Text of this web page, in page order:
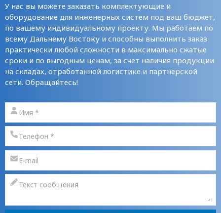
У нас вы можете заказать комплектующие и
оборудование для инженерных систем под ваш бюджет,
по вашему индивидуальному проекту. Мы работаем по
всему Дальнему Востоку и способны выполнить заказ
практически любой сложности в максимально сжатые
сроки и по выгодным ценам, за счет наличия продукции
на складах, отработанной логистике и партнерской
сети. Обращайтесь!